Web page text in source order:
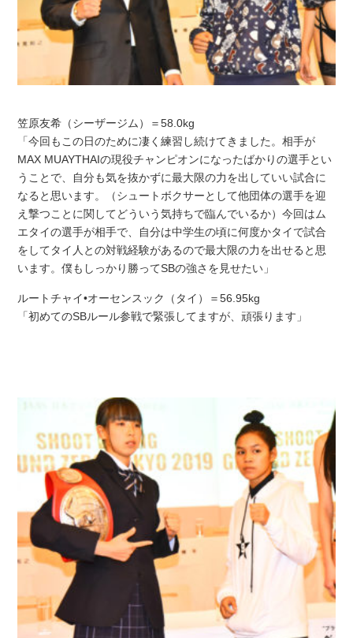
笠原友希（シーザージム）＝58.0kg
「今回もこの日のために凄く練習し続けてきました。相手が
MAX MUAYTHAIの現役チャンピオンになったばかりの選手とい
うことで、自分も気を抜かずに最大限の力を出していい試合に
なると思います。（シュートボクサーとして他団体の選手を迎
え撃つことに関してどういう気持ちで臨んでいるか）今回はム
エタイの選手が相手で、自分は中学生の頃に何度かタイで試合
をしてタイ人との対戦経験があるので最大限の力を出せると思
います。僕もしっかり勝ってSBの強さを見せたい」
ルートチャイ•オーセンスック（タイ）＝56.95kg
「初めてのSBルール参戦で緊張してますが、頑張ります」